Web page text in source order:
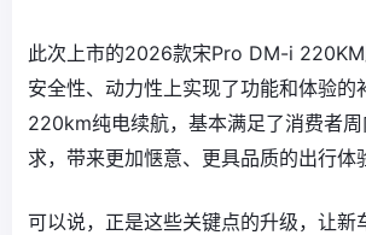
此次上市的2026款宋Pro DM-i 220KM
安全性、动力性上实现了功能和体验的
220km纯电续航，基本满足了消费者
求，带来更加惬意、更具品质的出行体
可以说，正是这些关键点的升级，让新